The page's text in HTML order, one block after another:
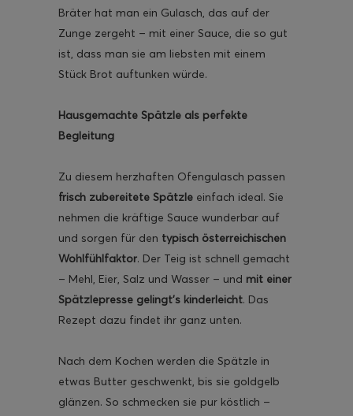
Bräter hat man ein Gulasch, das auf der
Zunge zergeht – mit einer Sauce, die so gut
ist, dass man sie am liebsten mit einem
Stück Brot auftunken würde.
Hausgemachte Spätzle als perfekte
Begleitung
Zu diesem herzhaften Ofengulasch passen
frisch zubereitete Spätzle einfach ideal. Sie
nehmen die kräftige Sauce wunderbar auf
und sorgen für den typisch österreichischen
Wohlfühlfaktor. Der Teig ist schnell gemacht
– Mehl, Eier, Salz und Wasser – und mit einer
Spätzlepresse gelingt’s kinderleicht. Das
Rezept dazu findet ihr ganz unten.
Nach dem Kochen werden die Spätzle in
etwas Butter geschwenkt, bis sie goldgelb
glänzen. So schmecken sie pur köstlich –